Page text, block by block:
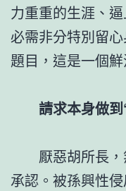
力重重的生涯、
必需非分特別留
題目，這是一個
請求本身做到
厭惡胡所長，
承認。被孫興性